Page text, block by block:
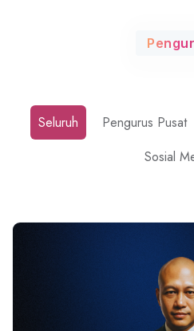
Seluruh Pengurus Pusat
Sosial